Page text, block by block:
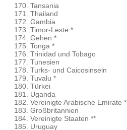
Tansania
Thailand
Gambia
Timor-Leste *
Gehen *
Tonga *
Trinidad und Tobago
Tunesien
Turks- und Caicosinseln
Tuvalu *
Türkei
Uganda
Vereinigte Arabische Emirate *
Großbritannien
Vereinigte Staaten **
Uruguay